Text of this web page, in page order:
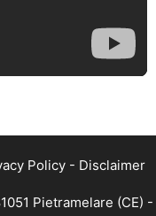
Policy - Disclaimer
Pietramelare (CE)